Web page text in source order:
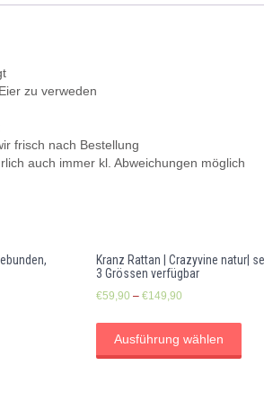
zu verweden
frisch nach Bestellung
auch immer kl. Abweichungen möglich
Kranz Rattan | Crazyvine natur|
3 Grössen verfügbar
€59,90 – €149,90
Ausführung wählen